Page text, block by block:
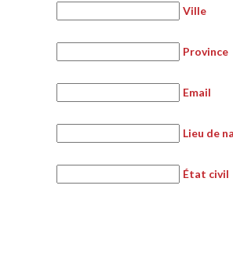
Ville
Province
Email
Lieu de
État civil